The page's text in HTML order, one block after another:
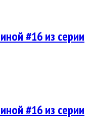
#16 из серии
#16 из серии